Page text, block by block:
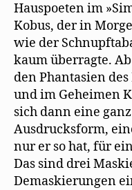
Hauspoeten im
Kobus, der in
wie der
kaum überragte.
den Phantasien
und im Geheimen
sich dann eine
Ausdrucksform,
nur er so hat, für
Das sind drei
Demaskierungen